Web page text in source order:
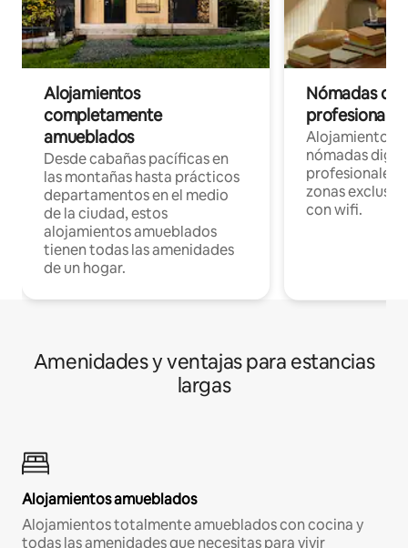
Alojamientos
completamente
amueblados
Desde cabañas pacíficas en
las montañas hasta prácticos
departamentos en el medio
de la ciudad, estos
alojamientos amueblados
tienen todas las amenidades
de un hogar.
Nómadas
Alojamientos
nómadas
profesionales
zonas
con wifi.
Amenidades y ventajas para estancias
largas
Alojamientos amueblados
Alojamientos totalmente amueblados con cocina y
todas las amenidades que necesitas para vivir